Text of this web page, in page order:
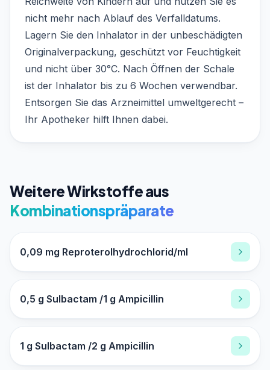
nicht mehr nach Ablauf des Verfalldatums.
Lagern Sie den Inhalator in der unbeschädigten
Originalverpackung, geschützt vor Feuchtigkeit
und nicht über 30°C. Nach Öffnen der Schale
ist der Inhalator bis zu 6 Wochen verwendbar.
Entsorgen Sie das Arzneimittel umweltgerecht –
Ihr Apotheker hilft Ihnen dabei.
Weitere Wirkstoffe aus
Kombinationspräparate
0,09 mg Reproterolhydrochlorid/ml
0,5 g Sulbactam /1 g Ampicillin
1 g Sulbactam /2 g Ampicillin